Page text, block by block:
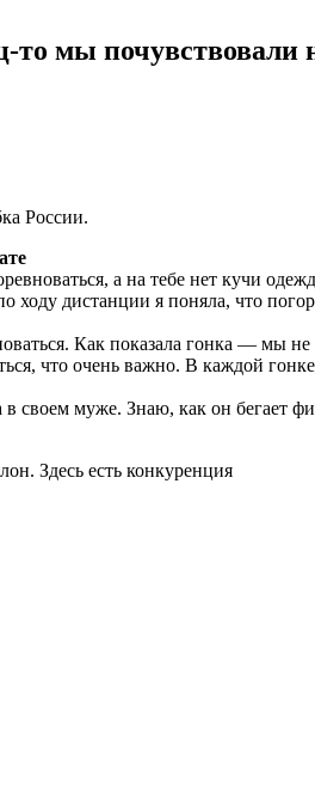
мы почувствовали
России.
а на тебе нет кучи
дистанции я поняла, что
Как показала гонка — мы
что очень важно. В каждой
своем муже. Знаю, как он бегает